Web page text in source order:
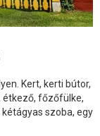
Kert, kerti bútor,
étkező, főzőfülke,
szoba, egy